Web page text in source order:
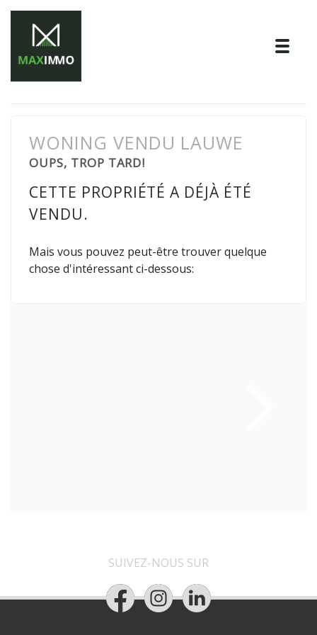
WONING VENDU LAUWE
OUPS, TROP TARD!
CETTE PROPRIÉTÉ A DÉJÀ ÉTÉ
VENDU.
Mais vous pouvez peut-être trouver quelque
chose d'intéressant ci-dessous:
SUIVEZ-NOUS SUR